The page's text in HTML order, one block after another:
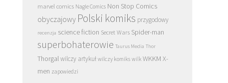
marvel comics Nagle Comics Non Stop Comics
obyczajowy Polski komiks przygodowy
recenzja science fiction Secret Wars Spider-man
superbohaterowie Taurus Media Thor
Thorgalwilczy artykuł wilczy komiks wilk WKKM X-
men zapowiedzi